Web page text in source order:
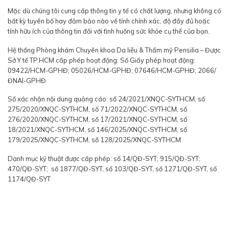
Mặc dù chúng tôi cung cấp thông tin y tế có chất lượng, nhưng không có
bất kỳ tuyên bố hay đảm bảo nào về tính chính xác, độ đầy đủ hoặc
tính hữu ích của thông tin đối với tình huống sức khỏe cụ thể của bạn.
Hệ thống Phòng khám Chuyên khoa Da liễu & Thẩm mỹ Pensilia – Được
Sở Y tế TP.HCM cấp phép hoạt động: Số Giấy phép hoạt động:
09422/HCM-GPHĐ; 05026/HCM-GPHĐ; 07646/HCM-GPHĐ; 2066/
ĐNAI-GPHĐ
Số xác nhận nội dung quảng cáo: số 24/2021/XNQC-SYTHCM, số
275/2020/XNQC-SYTHCM, số 71/2022/XNQC-SYTHCM, số
276/2020/XNQC-SYTHCM, số 17/2021/XNQC-SYTHCM, số
18/2021/XNQC-SYTHCM, số 146/2025/XNQC-SYTHCM, số
179/2025/XNQC-SYTHCM, số 128/2025/XNQC-SYTHCM
Danh mục kỹ thuật được cấp phép: số 14/QĐ-SYT; 915/QĐ-SYT;
470/QĐ-SYT; số 1877/QĐ-SYT, số 103/QĐ-SYT, số 1271/QĐ-SYT, số
1174/QĐ-SYT